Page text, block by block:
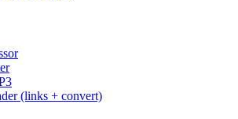
(links + convert)